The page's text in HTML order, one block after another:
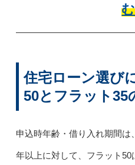
住宅ローン選び
50とフラット35
申込時年齢・借り入れ期間は
年以上に対して、フラット